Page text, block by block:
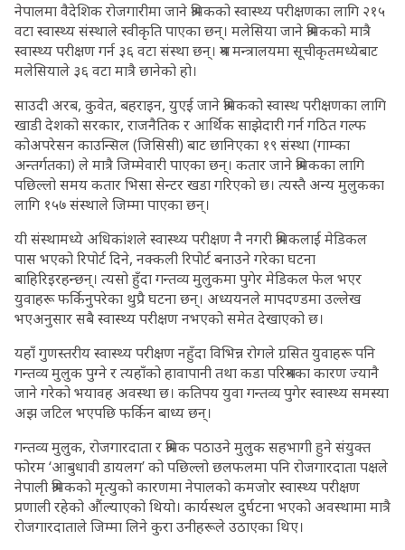
नेपालमा वैदेशिक रोजगारीमा जाने श्रमिकको स्वास्थ्य परीक्षणका लागि २१५
वटा स्वास्थ्य संस्थाले स्वीकृति पाएका छन्। मलेसिया जाने श्रमिकको मात्रै
स्वास्थ्य परीक्षण गर्न ३६ वटा संस्था छन्। श्रम मन्त्रालयमा सूचीकृतमध्येबाट
मलेसियाले ३६ वटा मात्रै छानेको हो।
साउदी अरब, कुवेत, बहराइन, युएई जाने श्रमिकको स्वास्थ परीक्षणका लागि
खाडी देशको सरकार, राजनैतिक र आर्थिक साझेदारी गर्न गठित गल्फ
कोअपरेसन काउन्सिल (जिसिसी) बाट छानिएका १९ संस्था (गाम्का
अन्तर्गतका) ले मात्रै जिम्मेवारी पाएका छन्। कतार जाने श्रमिकका लागि
पछिल्लो समय कतार भिसा सेन्टर खडा गरिएको छ। त्यस्तै अन्य मुलुकका
लागि १५७ संस्थाले जिम्मा पाएका छन्।
यी संस्थामध्ये अधिकांशले स्वास्थ्य परीक्षण नै नगरी श्रमिकलाई मेडिकल
पास भएको रिपोर्ट दिने, नक्कली रिपोर्ट बनाउने गरेका घटना
बाहिरिइरहन्छन्। त्यसो हुँदा गन्तव्य मुलुकमा पुगेर मेडिकल फेल भएर
युवाहरू फर्किनुपरेका थुप्रै घटना छन्। अध्ययनले मापदण्डमा उल्लेख
भएअनुसार सबै स्वास्थ्य परीक्षण नभएको समेत देखाएको छ।
यहाँ गुणस्तरीय स्वास्थ्य परीक्षण नहुँदा विभिन्न रोगले ग्रसित युवाहरू पनि
गन्तव्य मुलुक पुग्ने र त्यहाँको हावापानी तथा कडा परिश्रमका कारण ज्यानै
जाने गरेको भयावह अवस्था छ। कतिपय युवा गन्तव्य पुगेर स्वास्थ्य समस्या
अझ जटिल भएपछि फर्किन बाध्य छन्।
गन्तव्य मुलुक, रोजगारदाता र श्रमिक पठाउने मुलुक सहभागी हुने संयुक्त
फोरम ‘आबुधावी डायलग’ को पछिल्लो छलफलमा पनि रोजगारदाता पक्षले
नेपाली श्रमिकको मृत्युको कारणमा नेपालको कमजोर स्वास्थ्य परीक्षण
प्रणाली रहेको औंल्याएको थियो। कार्यस्थल दुर्घटना भएको अवस्थामा मात्रै
रोजगारदाताले जिम्मा लिने कुरा उनीहरूले उठाएका थिए।